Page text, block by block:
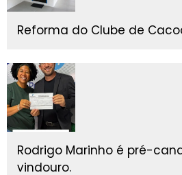
Reforma do Clube de
Rodrigo Marinho é pré-
vindouro.